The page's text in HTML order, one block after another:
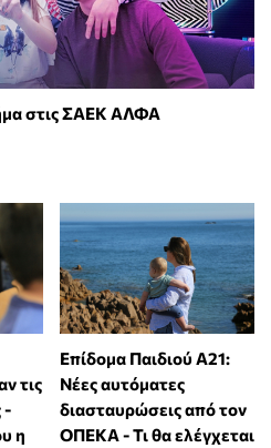
στις ΣΑΕΚ ΑΛΦΑ
τις
-
η
Επίδομα Παιδιού Α21:
Νέες αυτόματες
διασταυρώσεις από τον
ΟΠΕΚΑ - Τι θα ελέγχεται